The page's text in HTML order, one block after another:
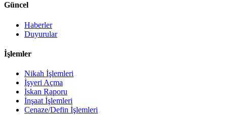
Güncel
Haberler
Duyurular
İşlemler
Nikah İşlemleri
İşyeri Açma
İskan Raporu
İnşaat İşlemleri
Cenaze/Defin İşlemleri